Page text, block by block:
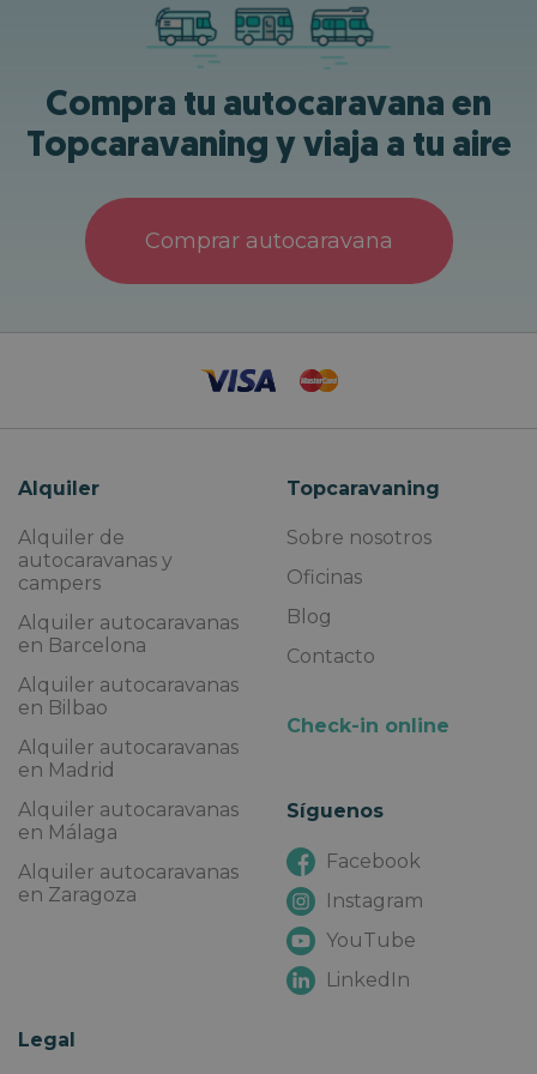
Compra tu autocaravana en
Topcaravaning y viaja a tu aire
Comprar autocaravana
Alquiler
Alquiler de
autocaravanas y
campers
Alquiler autocaravanas
en Barcelona
Alquiler autocaravanas
en Bilbao
Alquiler autocaravanas
en Madrid
Alquiler autocaravanas
en Málaga
Alquiler autocaravanas
en Zaragoza
Topcaravaning
Sobre nosotros
Oficinas
Blog
Contacto
Check-in online
Síguenos
Facebook
Instagram
YouTube
LinkedIn
Legal